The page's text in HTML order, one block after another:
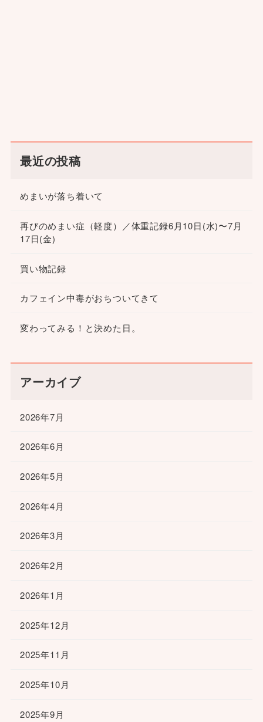
最近の投稿
めまいが落ち着いて
再びのめまい症（軽度）／体重記録6月10日(水)〜7月
17日(金)
買い物記録
カフェイン中毒がおちついてきて
変わってみる！と決めた日。
アーカイブ
2026年7月
2026年6月
2026年5月
2026年4月
2026年3月
2026年2月
2026年1月
2025年12月
2025年11月
2025年10月
2025年9月